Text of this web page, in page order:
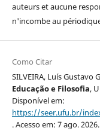
auteurs et aucune
n'incombe au
Como Citar
SILVEIRA, Luís Gustavo
Educação e Filosofia,
Disponível em:
https://seer.ufu.br/
. Acesso em: 7 ago. 2026.